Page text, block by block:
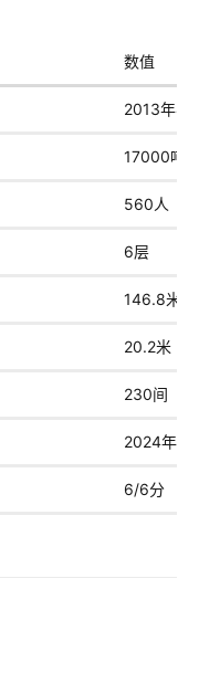
数值
2013年4
17000吨
560人
6层
146.8米
20.2米
230间
2024年1月
6/6分